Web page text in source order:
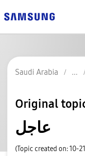
Saudi Arabia
Original
عاجل
(Topic created on: 10-